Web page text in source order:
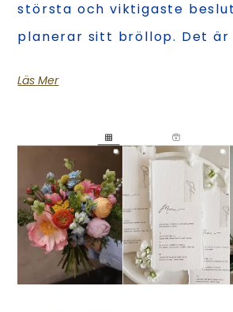
största och viktigaste
planerar sitt bröllop. Det är
Läs Mer